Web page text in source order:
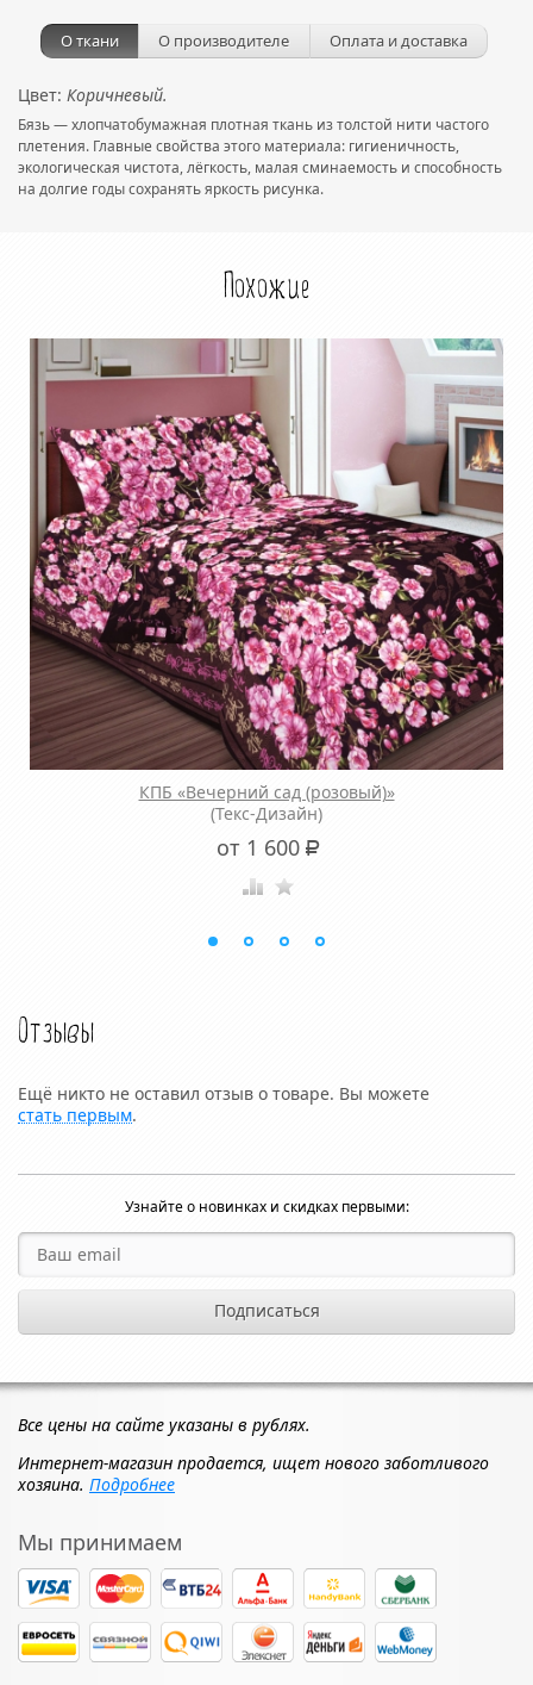
О ткани О производителе Оплата и доставка
Цвет: Коричневый.
Бязь — хлопчатобумажная плотная ткань из толстой нити частого
плетения. Главные свойства этого материала: гигиеничность,
экологическая чистота, лёгкость, малая сминаемость и способность
на долгие годы сохранять яркость рисунка.
Похожие
КПБ «Вечерний сад (розовый)»
(Текс-Дизайн)
от 1 600 Р
Отзывы
Ещё никто не оставил отзыв о товаре. Вы можете
стать первым.
Узнайте о новинках и скидках первыми:
Все цены на сайте указаны в рублях.
Интернет-магазин продается, ищет нового заботливого
хозяина. Подробнее
Мы принимаем